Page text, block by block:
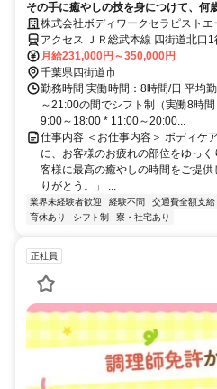
その手に癒やしの技を身につけて、何
けるセラピストの第一歩を踏み出しま
株式会社ボディワークセラピスト
ヨーカドー四街道店
アクセス ＪＲ総武本線 四街道北口
口徒歩約51分、千葉都市モノレー
駅：四街道駅
月給231,000円～350,000円
千葉県四街道市
勤務時間 実働時間：8時間/日 平均
～21:00の間でシフト制（実働8時
9:00～18:00 * 11:00～20:00...
仕事内容 ＜お仕事内容＞ ボディケ
に、お客様のお疲れの部位をゆっ
客様に最高の癒やしの時間をご提
りがとう。」 ...
業界未経験者歓迎 経験不問 交通費全額支給
育休あり
シフト制 寮・社宅あり
正社員